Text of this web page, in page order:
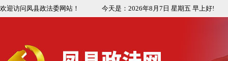
欢迎访问凤县政法委网站！ 今天是： 2026年8月7日 星期五 早上好!